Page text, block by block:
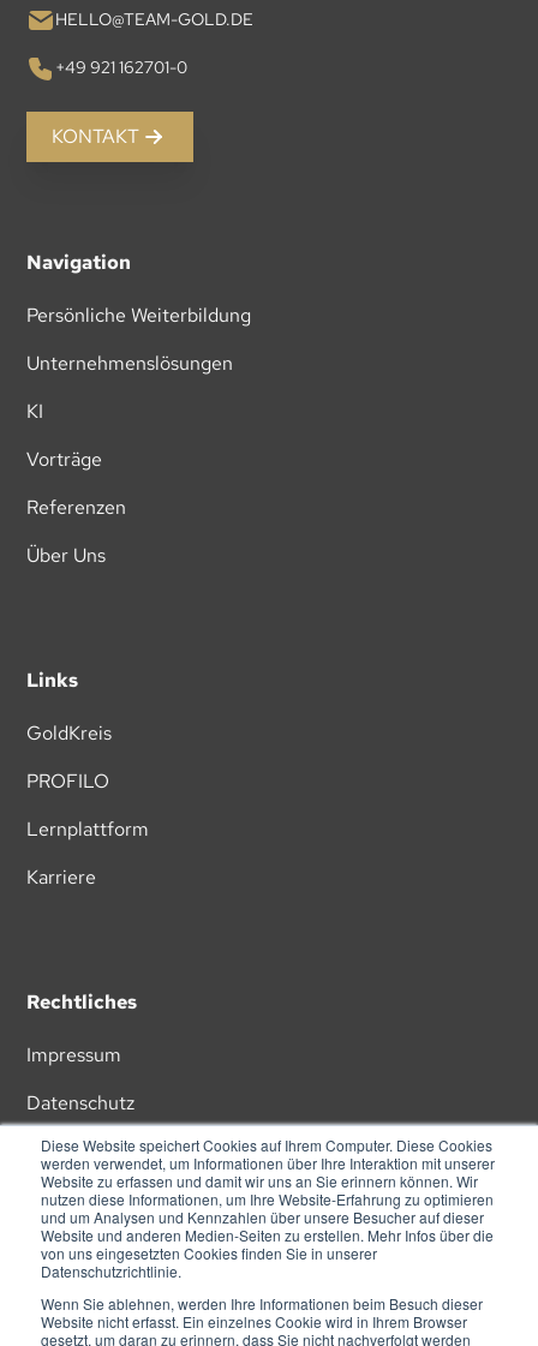
Diese Website speichert Cookies auf Ihrem Computer. Diese Cookies
werden verwendet, um Informationen über Ihre Interaktion mit unserer
Website zu erfassen und damit wir uns an Sie erinnern können. Wir
nutzen diese Informationen, um Ihre Website-Erfahrung zu optimieren
und um Analysen und Kennzahlen über unsere Besucher auf dieser
Website und anderen Medien-Seiten zu erstellen. Mehr Infos über die
von uns eingesetzten Cookies finden Sie in unserer
Datenschutzrichtlinie.
Wenn Sie ablehnen, werden Ihre Informationen beim Besuch dieser
Website nicht erfasst. Ein einzelnes Cookie wird in Ihrem Browser
gesetzt, um daran zu erinnern, dass Sie nicht nachverfolgt werden
HELLO@TEAM-GOLD.DE
+49 921 162701-0
KONTAKT
Navigation
Persönliche Weiterbildung
Unternehmenslösungen
KI
Vorträge
Referenzen
Über Uns
Links
GoldKreis
PROFILO
Lernplattform
Karriere
Rechtliches
Impressum
Datenschutz
AGB
ZU UNSEREM NEWSLETTER